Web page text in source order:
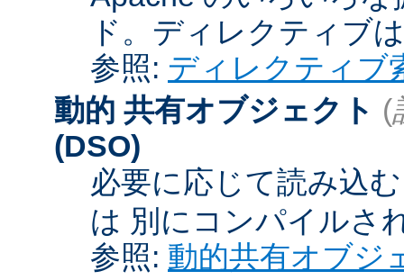
ド。ディレクティブ
参照: ディレクティブ
動的 共有オブジェクト (
(DSO)
必要に応じて読み込
は 別にコンパイルさ
参照: 動的共有オブジ